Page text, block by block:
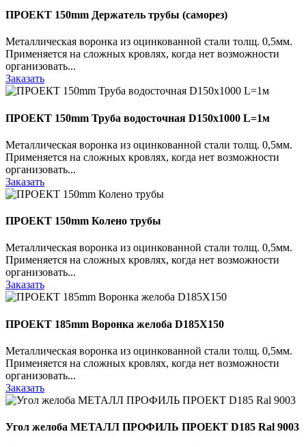
ПРОЕКТ 150mm Держатель трубы (саморез)
Металлическая воронка из оцинкованной стали толщ. 0,5мм.
Применяется на сложных кровлях, когда нет возможности
организовать...
Заказать
ПРОЕКТ 150mm Труба водосточная D150х1000 L=1м
Металлическая воронка из оцинкованной стали толщ. 0,5мм.
Применяется на сложных кровлях, когда нет возможности
организовать...
Заказать
ПРОЕКТ 150mm Колено трубы
Металлическая воронка из оцинкованной стали толщ. 0,5мм.
Применяется на сложных кровлях, когда нет возможности
организовать...
Заказать
ПРОЕКТ 185mm Воронка желоба D185X150
Металлическая воронка из оцинкованной стали толщ. 0,5мм.
Применяется на сложных кровлях, когда нет возможности
организовать...
Заказать
Угол желоба МЕТАЛЛ ПРОФИЛЬ ПРОЕКТ D185 Ral 9003